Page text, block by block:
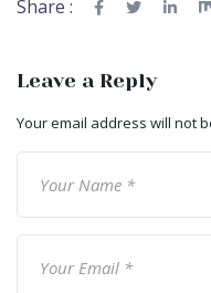
Share :
Leave a Reply
Your email address will not